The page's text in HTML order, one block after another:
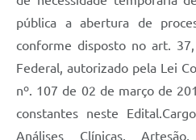
pública a abertura de
conforme disposto no art.
Federal, autorizado pela Lei
nº. 107 de 02 de março de
constantes neste
Análises Clínicas,